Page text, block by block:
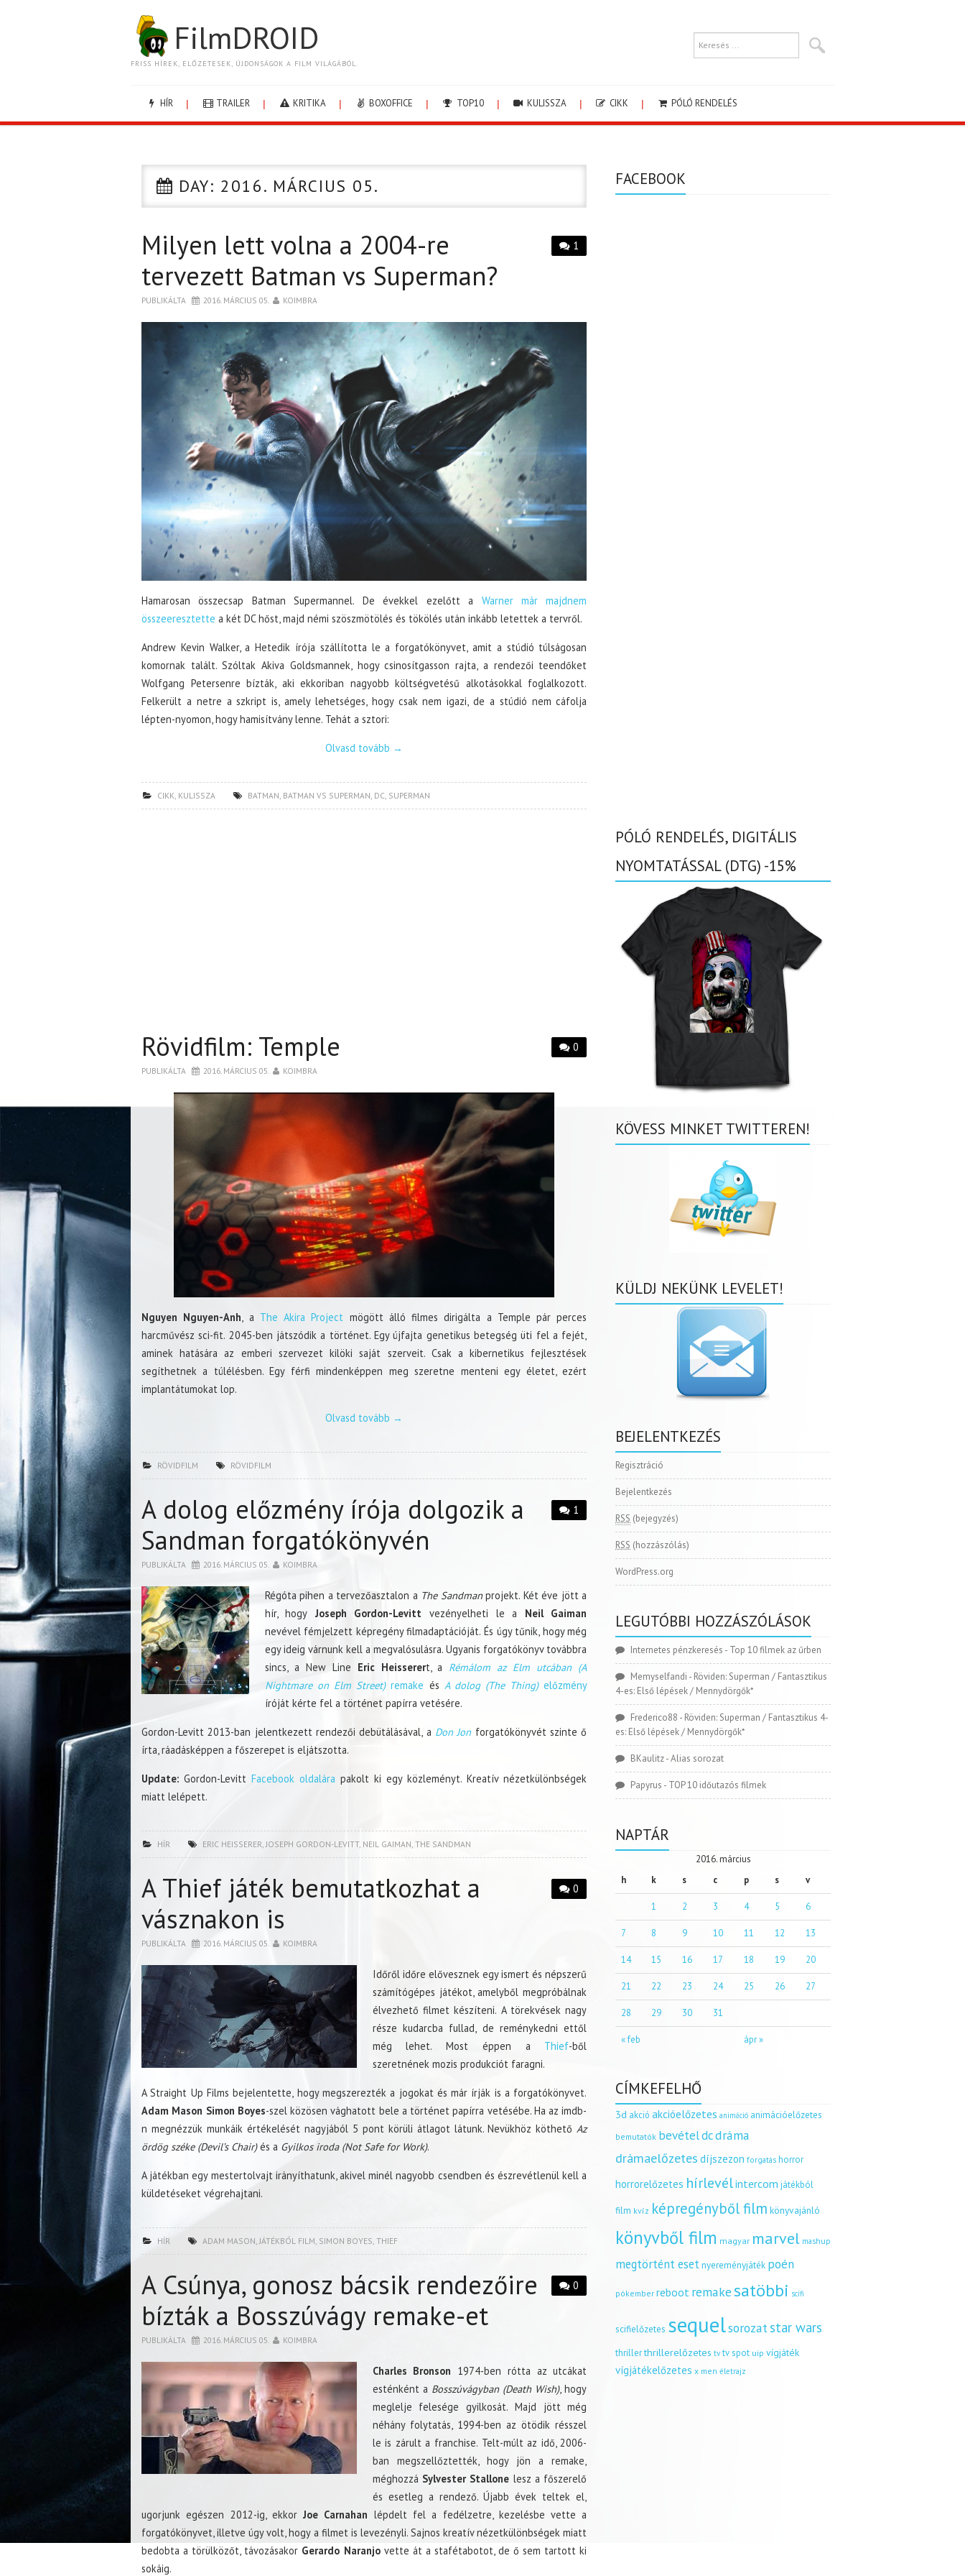
FilmDROID
FRISS HÍREK, ELŐZETESEK, ÚJDONSÁGOK A FILM VILÁGÁBÓL.
HÍR TRAILER KRITIKA BOXOFFICE TOP10 KULISSZA CIKK PÓLÓ RENDELÉS
DAY: 2016. MÁRCIUS 05.
1
Milyen lett volna a 2004-re
tervezett Batman vs Superman?
PUBLIKÁLTA 2016. MÁRCIUS 05. KOIMBRA
Hamarosan összecsap Batman Supermannel. De évekkel ezelőtt a Warner már majdnem
összeeresztette a két DC hőst, majd némi szöszmötölés és tökölés után inkább letettek a tervről.
Andrew Kevin Walker, a Hetedik írója szállította le a forgatókönyvet, amit a stúdió túlságosan
komornak talált. Szóltak Akiva Goldsmannek, hogy csinosítgasson rajta, a rendezői teendőket
Wolfgang Petersenre bízták, aki ekkoriban nagyobb költségvetésű alkotásokkal foglalkozott.
Felkerült a netre a szkript is, amely lehetséges, hogy csak nem igazi, de a stúdió nem cáfolja
lépten-nyomon, hogy hamisítvány lenne. Tehát a sztori:
Olvasd tovább →
CIKK KULISSZA BATMAN BATMAN VS SUPERMAN DC SUPERMAN
0
Rövidfilm: Temple
PUBLIKÁLTA 2016. MÁRCIUS 05. KOIMBRA
Nguyen Nguyen-Anh, a The Akira Project mögött álló filmes dirigálta a Temple pár perces
harcművész sci-fit. 2045-ben játszódik a történet. Egy újfajta genetikus betegség üti fel a fejét,
aminek hatására az emberi szervezet kilöki saját szerveit. Csak a kibernetikus fejlesztések
segíthetnek a túlélésben. Egy férfi mindenképpen meg szeretne menteni egy életet, ezért
implantátumokat lop.
Olvasd tovább →
RÖVIDFILM RÖVIDFILM
1
A dolog előzmény írója dolgozik a
Sandman forgatókönyvén
PUBLIKÁLTA 2016. MÁRCIUS 05. KOIMBRA
Régóta pihen a tervezőasztalon a The Sandmanprojekt. Két éve jött a
hír, hogy Joseph Gordon-Levitt vezényelheti le a Neil Gaiman
nevével fémjelzett képregény filmadaptációját. És úgy tűnik, hogy még
egy ideig várnunk kell a megvalósulásra. Ugyanis forgatókönyv továbbra
sincs, a New Line Eric Heisserert, a Rémálom az Elm utcában (A
Nightmare on Elm Street)remake és A dolog (The Thing)előzmény
íróját kérte fel a történet papírra vetésére.
Gordon-Levitt 2013-ban jelentkezett rendezői debütálásával, a Don Jonforgatókönyvét szinte ő
írta, ráadásképpen a főszerepet is eljátszotta.
Update: Gordon-Levitt Facebook oldalára pakolt ki egy közleményt. Kreatív nézetkülönbségek
miatt lelépett.
HÍR ERIC HEISSERER JOSEPH GORDON-LEVITT, NEIL GAIMAN THE SANDMAN
0
A Thief játék bemutatkozhat a
vásznakon is
PUBLIKÁLTA 2016. MÁRCIUS 05. KOIMBRA
Időről időre elővesznek egy ismert és népszerű
számítógépes játékot, amelyből megpróbálnak
élvezhető filmet készíteni. A törekvések nagy
része kudarcba fullad, de reménykedni ettől
még lehet. Most éppen a Thief-ből
szeretnének mozis produkciót faragni.
A Straight Up Films bejelentette, hogy megszerezték a jogokat és már írják is a forgatókönyvet.
Adam Mason Simon Boyes-szel közösen vághatott bele a történet papírra vetésébe. Ha az imdb-
n megnézzük munkáik értékelését nagyjából 5 pont körüli átlagot látunk. Nevükhöz köthetőAz
ördög széke (Devil’s Chair)és a Gyilkos iroda (Not Safe for Work).
A játékban egy mestertolvajt irányíthatunk, akivel minél nagyobb csendben és észrevétlenül kell a
küldetéseket végrehajtani.
HÍR ADAM MASON JÁTÉKBÓL FILM SIMON BOYES THIEF
0
A Csúnya, gonosz bácsik rendezőire
bízták a Bosszúvágy remake-et
PUBLIKÁLTA 2016. MÁRCIUS 05. KOIMBRA
Charles Bronson 1974-ben rótta az utcákat
esténként a Bosszúvágyban (Death Wish), hogy
meglelje felesége gyilkosát. Majd jött még
néhány folytatás, 1994-ben az ötödik résszel
le is zárult a franchise. Telt-múlt az idő, 2006-
ban megszellőztették, hogy jön a remake,
méghozzá Sylvester Stallone lesz a főszerelő
és esetleg a rendező. Újabb évek teltek el,
ugorjunk egészen 2012-ig, ekkorJoe Carnahan lépdelt fel a fedélzetre, kezelésbe vette a
forgatókönyvet, illetve úgy volt, hogy a filmet is levezényli. Sajnos kreatív nézetkülönbségek miatt
bedobta a törülközőt, távozásakor Gerardo Naranjovette át a stafétabotot, de ő sem tartott ki
sokáig.
FACEBOOK
PÓLÓ RENDELÉS, DIGITÁLIS
NYOMTATÁSSAL (DTG) -15%
KÖVESS MINKET TWITTEREN!
KÜLDJ NEKÜNK LEVELET!
BEJELENTKEZÉS
Regisztráció
Bejelentkezés
RSS (bejegyzés)
RSS (hozzászólás)
WordPress.org
LEGUTÓBBI HOZZÁSZÓLÁSOK
Internetes pénzkeresés - Top 10 filmek az űrben
Memyselfandi - Röviden: Superman / Fantasztikus
4-es: Első lépések / Mennydörgők*
Frederico88 - Röviden: Superman / Fantasztikus 4-
es: Első lépések / Mennydörgők*
BKaulitz-Alias sorozat
Papyrus - TOP 10 időutazós filmek
NAPTÁR
2016. március
h
k s c p s v
« feb ápr »
1 2 3 4 5 6
7 8 9 10 11 12 13
14 15 16 17 18 19 20
21 22 23 24 25 26 27
28 29 30 31
CÍMKEFELHŐ
3d akció akcióelőzetes animáció animációelőzetes
bemutatók bevételdcdráma
drámaelőzetes díjszezon forgatás horror
horrorelőzetes hírlevélintercom játékból
film kvíz képregényből film könyvajánló
könyvből film magyar marvel mashup
megtörtént esetnyereményjáték poén
pókember reboot remakesatöbbi scifi
scifielőzetes sequelsorozatstar wars
thrillerthrillerelőzetes tv tv spot uip vígjáték
vígjátékelőzetes x men életrajz